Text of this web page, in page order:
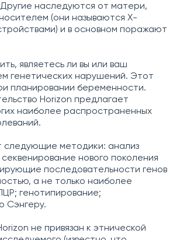
наследуются от матери,
(они называются Х-
и в основном поражают
являетесь ли вы или ваш
генетических нарушений. Этот
планировании беременности.
Horizon предлагает
наиболее распространенных
следующие методики: анализ
нового поколения
последовательности генов
а не только наиболее
генотипирование;
Сэнгеру.
не привязан к этнической